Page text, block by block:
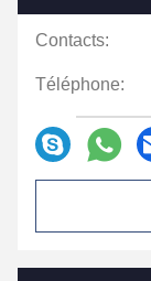
Contacts:
Téléphone: